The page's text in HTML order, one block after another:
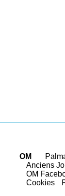
OM
Anciens
OM
Cookies